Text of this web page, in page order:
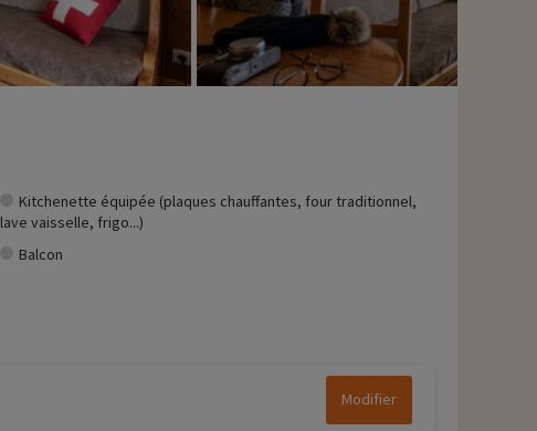
Kitchenette équipée (plaques chauffantes, four traditionnel,
lave vaisselle, frigo...)
Balcon
Modifier